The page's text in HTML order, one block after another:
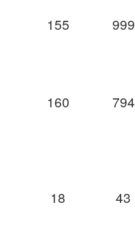
155 999
160 794
18 43